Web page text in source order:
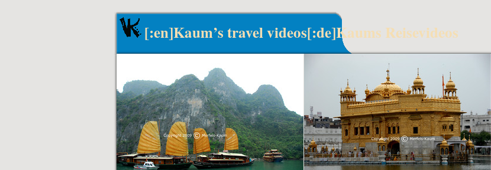
[:en]Kaum’s travel videos[:de]Kaums Reisevideos